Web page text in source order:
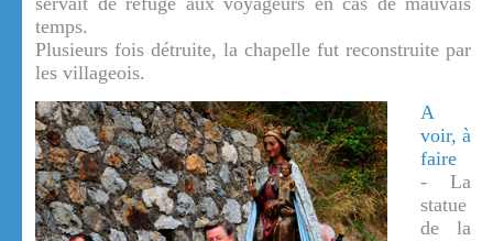
temps.
Plusieurs fois détruite, la chapelle fut reconstruite par
les villageois.
A
voir, à
faire
- La
statue
de la